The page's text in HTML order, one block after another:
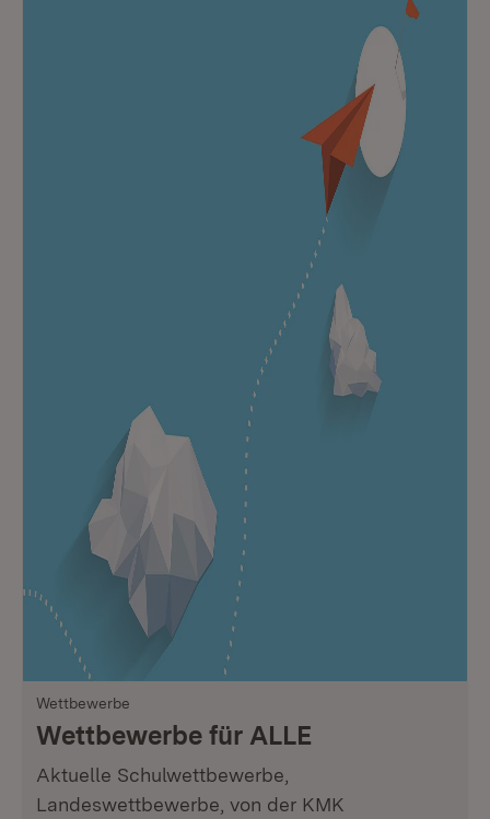
Wettbewerbe
Wettbewerbe für ALLE
Aktuelle Schulwettbewerbe,
Landeswettbewerbe, von der KMK